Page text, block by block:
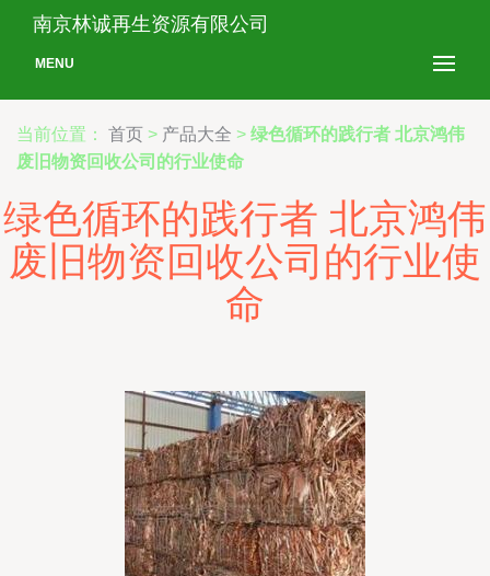
南京林诚再生资源有限公司
MENU
当前位置： 首页 > 产品大全 > 绿色循环的践行者 北京鸿伟
废旧物资回收公司的行业使命
绿色循环的践行者 北京鸿伟
废旧物资回收公司的行业使
命